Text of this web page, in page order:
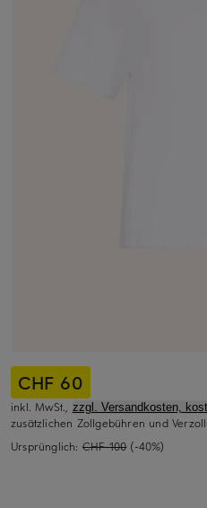
CHF 60
inkl. MwSt., zzgl. Versandkosten,
zusätzlichen Zollgebühren und
Ursprünglich: CHF 100 (-40%)